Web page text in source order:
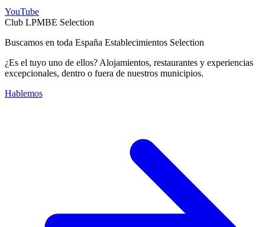
YouTube
Club LPMBE Selection
Buscamos en toda España Establecimientos Selection
¿Es el tuyo uno de ellos? Alojamientos, restaurantes y experiencias
excepcionales, dentro o fuera de nuestros municipios.
Hablemos